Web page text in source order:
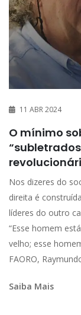
11 ABR 2024
O mínimo
Nos dizeres do
direita é
líderes do outro
“Esse homem
velho; esse
FAORO,
Saiba Mais